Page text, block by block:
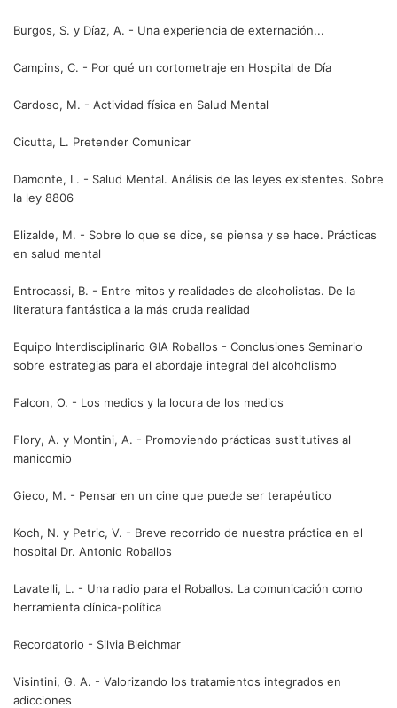
Burgos, S. y Díaz, A. - Una experiencia de externación...
Campins, C. - Por qué un cortometraje en Hospital de Día
Cardoso, M. - Actividad física en Salud Mental
Cicutta, L. Pretender Comunicar
Damonte, L. - Salud Mental. Análisis de las leyes existentes. Sobre
la ley 8806
Elizalde, M. - Sobre lo que se dice, se piensa y se hace. Prácticas
en salud mental
Entrocassi, B. - Entre mitos y realidades de alcoholistas. De la
literatura fantástica a la más cruda realidad
Equipo Interdisciplinario GIA Roballos - Conclusiones Seminario
sobre estrategias para el abordaje integral del alcoholismo
Falcon, O. - Los medios y la locura de los medios
Flory, A. y Montini, A. - Promoviendo prácticas sustitutivas al
manicomio
Gieco, M. - Pensar en un cine que puede ser terapéutico
Koch, N. y Petric, V. - Breve recorrido de nuestra práctica en el
hospital Dr. Antonio Roballos
Lavatelli, L. - Una radio para el Roballos. La comunicación como
herramienta clínica-política
Recordatorio - Silvia Bleichmar
Visintini, G. A. - Valorizando los tratamientos integrados en
adicciones